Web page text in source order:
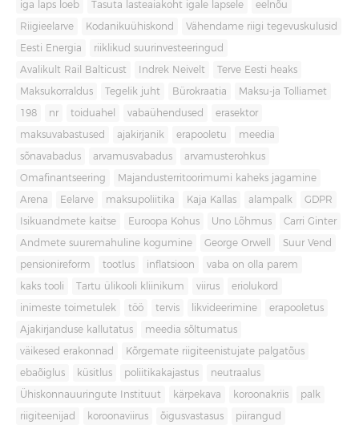
iga laps loeb Tasuta lasteaiakoht igale lapsele eelnõu
Riigieelarve Kodanikuühiskond Vähendame riigi tegevuskulusid
Eesti Energia riiklikud suurinvesteeringud
Avalikult Rail Balticust Indrek Neivelt Terve Eesti heaks
Maksukorraldus Tegelik juht Bürokraatia Maksu-ja Tolliamet
198 nr toiduahel vabaühendused erasektor
maksuvabastused ajakirjanik erapooletu meedia
sõnavabadus arvamusvabadus arvamusterohkus
Omafinantseering Majandusterritoorimumi kaheks jagamine
Arena Eelarve maksupoliitika Kaja Kallas alampalk GDPR
Isikuandmete kaitse Euroopa Kohus Uno Lõhmus Carri Ginter
Andmete suuremahuline kogumine George Orwell Suur Vend
pensionireform tootlus inflatsioon vaba on olla parem
kaks tooli Tartu ülikooli kliinikum viirus eriolukord
inimeste toimetulek töö tervis likvideerimine erapooletus
Ajakirjanduse kallutatus meedia sõltumatus
väikesed erakonnad Kõrgemate riigiteenistujate palgatõus
ebaõiglus küsitlus poliitikakajastus neutraalus
Ühiskonnauuringute Instituut kärpekava koroonakriis palk
riigiteenijad koroonaviirus õigusvastasus piirangud